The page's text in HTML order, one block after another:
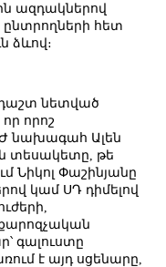
ազդակներով
հետ
ձևով։
նետված
որոշ
նախագահ Ալեն
տեսակետը, թե
Նիկոլ Փաշինյանը
կամ ՍԴ դիմելով
գալուստը
է այդ սցենարը,